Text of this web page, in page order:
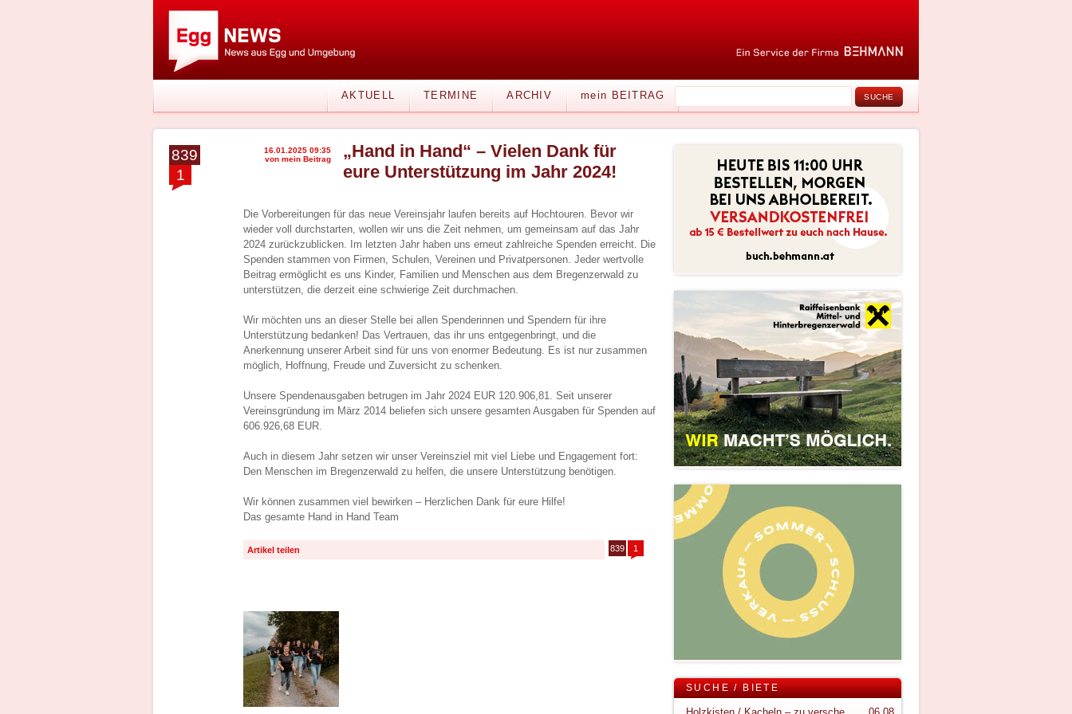
AKTUELL TERMINE ARCHIV mein BEITRAG
839
1
16.01.2025 09:35
von mein Beitrag
„Hand in Hand“ – Vielen Dank für
eure Unterstützung im Jahr 2024!
Die Vorbereitungen für das neue Vereinsjahr laufen bereits auf Hochtouren. Bevor wir
wieder voll durchstarten, wollen wir uns die Zeit nehmen, um gemeinsam auf das Jahr
2024 zurückzublicken. Im letzten Jahr haben uns erneut zahlreiche Spenden erreicht. Die
Spenden stammen von Firmen, Schulen, Vereinen und Privatpersonen. Jeder wertvolle
Beitrag ermöglicht es uns Kinder, Familien und Menschen aus dem Bregenzerwald zu
unterstützen, die derzeit eine schwierige Zeit durchmachen.
Wir möchten uns an dieser Stelle bei allen Spenderinnen und Spendern für ihre
Unterstützung bedanken! Das Vertrauen, das ihr uns entgegenbringt, und die
Anerkennung unserer Arbeit sind für uns von enormer Bedeutung. Es ist nur zusammen
möglich, Hoffnung, Freude und Zuversicht zu schenken.
Unsere Spendenausgaben betrugen im Jahr 2024 EUR 120.906,81. Seit unserer
Vereinsgründung im März 2014 beliefen sich unsere gesamten Ausgaben für Spenden auf
606.926,68 EUR.
Auch in diesem Jahr setzen wir unser Vereinsziel mit viel Liebe und Engagement fort:
Den Menschen im Bregenzerwald zu helfen, die unsere Unterstützung benötigen.
Wir können zusammen viel bewirken – Herzlichen Dank für eure Hilfe!
Das gesamte Hand in Hand Team
Artikel teilen 839 1
SUCHE / BIETE